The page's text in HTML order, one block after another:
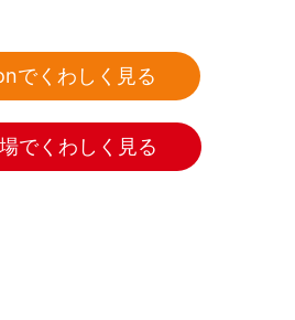
でくわしく見る
でくわしく見る